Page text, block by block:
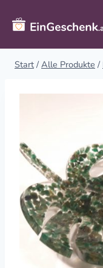
Inhalt
springen
Start / Alle Produkte /